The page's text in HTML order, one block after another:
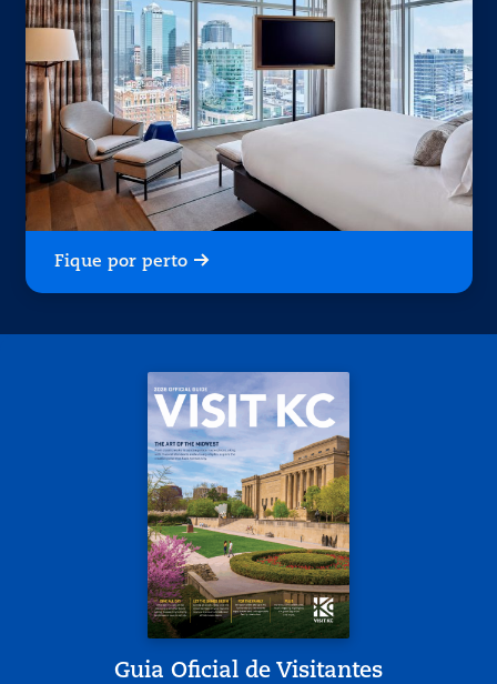
Fique por perto
Guia Oficial de Visitantes